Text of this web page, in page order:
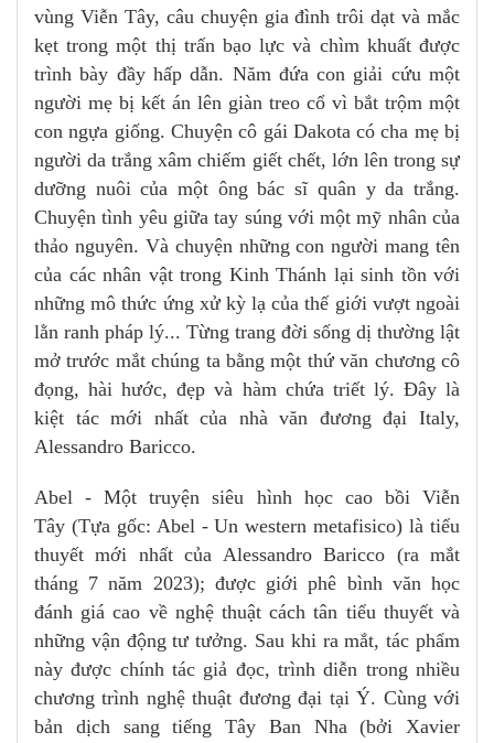
vùng Viễn Tây, câu chuyện gia đình trôi dạt và mắc
kẹt trong một thị trấn bạo lực và chìm khuất được
trình bày đầy hấp dẫn. Năm đứa con giải cứu một
người mẹ bị kết án lên giàn treo cổ vì bắt trộm một
con ngựa giống. Chuyện cô gái Dakota có cha mẹ bị
người da trắng xâm chiếm giết chết, lớn lên trong sự
dưỡng nuôi của một ông bác sĩ quân y da trắng.
Chuyện tình yêu giữa tay súng với một mỹ nhân của
thảo nguyên. Và chuyện những con người mang tên
của các nhân vật trong Kinh Thánh lại sinh tồn với
những mô thức ứng xử kỳ lạ của thế giới vượt ngoài
lằn ranh pháp lý... Từng trang đời sống dị thường lật
mở trước mắt chúng ta bằng một thứ văn chương cô
đọng, hài hước, đẹp và hàm chứa triết lý. Đây là
kiệt tác mới nhất của nhà văn đương đại Italy,
Alessandro Baricco.
Abel - Một truyện siêu hình học cao bồi Viễn
Tây (Tựa gốc: Abel - Un western metafisico) là tiểu
thuyết mới nhất của Alessandro Baricco (ra mắt
tháng 7 năm 2023); được giới phê bình văn học
đánh giá cao về nghệ thuật cách tân tiểu thuyết và
những vận động tư tưởng. Sau khi ra mắt, tác phẩm
này được chính tác giả đọc, trình diễn trong nhiều
chương trình nghệ thuật đương đại tại Ý. Cùng với
bản dịch sang tiếng Tây Ban Nha (bởi Xavier